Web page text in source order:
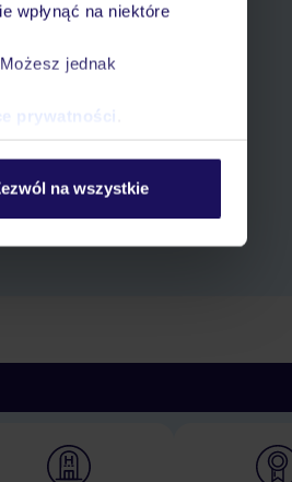
wpłynąć na niektóre
jednak
prywatności
na wszystkie
oferty.